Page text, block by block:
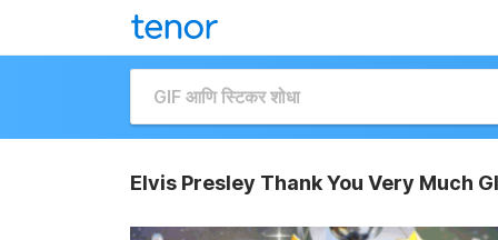
Elvis Presley Thank You Very Much